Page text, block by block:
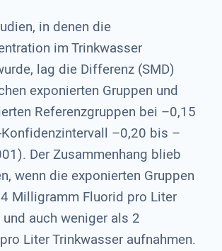
in denen die
im Trinkwasser
lag die Differenz (SMD)
exponierten Gruppen und
Referenzgruppen bei –0,15
–0,20 bis –
Der Zusammenhang blieb
wenn die exponierten Gruppen
Milligramm Fluorid pro Liter
auch weniger als 2
Liter Trinkwasser aufnahmen.